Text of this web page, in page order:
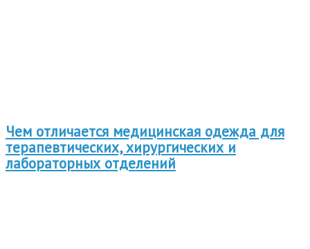
Чем отличается медицинская одежда для
терапевтических, хирургических и
лабораторных отделений